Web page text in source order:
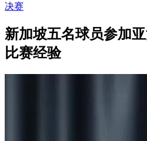
决赛
新加坡五名球员参加
比赛经验